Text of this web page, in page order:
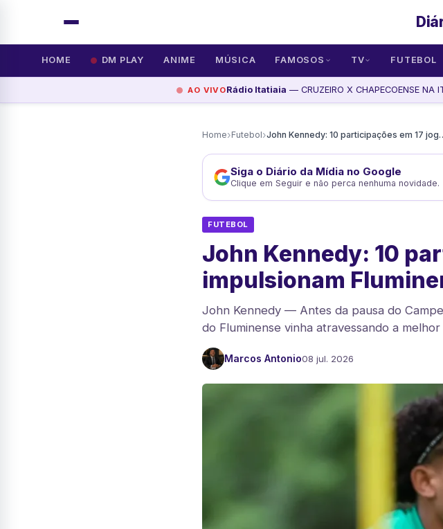
HOME DM PLAY ANIME MÚSICA FAMOSOS TV FUTEBOL
AO VIVORádio Itatiaia — CRUZEIRO X CHAPECOENSE NA
Home›Futebol› John Kennedy: 10
Siga o Diário da Mídia no Google
Clique em Seguir e não perca nenhuma novidade.
FUTEBOL
John Kennedy: 10
impulsionam
John Kennedy — Antes da pausa do
do Fluminense vinha atravessando a
Marcos Antonio08 jul. 2026